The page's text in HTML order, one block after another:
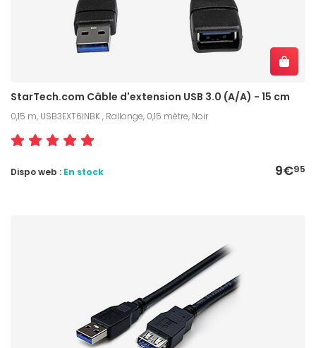
StarTech.com Câble d'extension USB 3.0 (A/A) - 15 cm
0,15 m, USB3EXT6INBK , Rallonge, 0,15 mètre, Noir
9€95
Dispo web : En stock